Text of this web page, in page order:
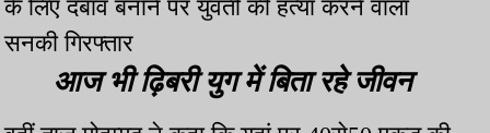
के लिए दबाव बनाने पर युवती की हत्या करने वाला
सनकी गिरफ्तार
आज भी ढ़िबरी युग में बिता रहे जीवन